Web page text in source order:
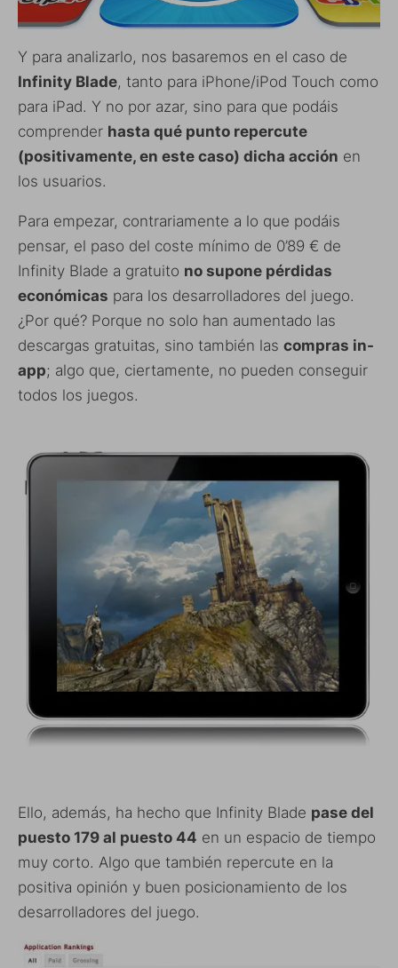
Y para analizarlo, nos basaremos en el caso de
Infinity Blade, tanto para iPhone/iPod Touch como
para iPad. Y no por azar, sino para que podáis
comprender hasta qué punto repercute
(positivamente, en este caso) dicha acción en
los usuarios.
Para empezar, contrariamente a lo que podáis
pensar, el paso del coste mínimo de 0’89 € de
Infinity Blade a gratuito no supone pérdidas
económicas para los desarrolladores del juego.
¿Por qué? Porque no solo han aumentado las
descargas gratuitas, sino también las compras in-
app; algo que, ciertamente, no pueden conseguir
todos los juegos.
Ello, además, ha hecho que Infinity Blade pase del
puesto 179 al puesto 44 en un espacio de tiempo
muy corto. Algo que también repercute en la
positiva opinión y buen posicionamiento de los
desarrolladores del juego.